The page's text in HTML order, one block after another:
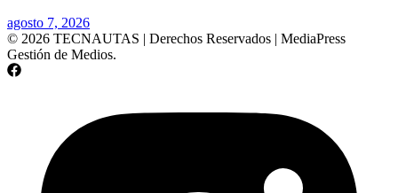
agosto 7, 2026
© 2026 TECNAUTAS | Derechos Reservados | MediaPress
Gestión de Medios.